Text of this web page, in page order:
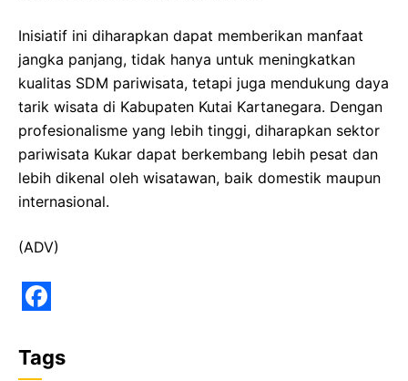
Inisiatif ini diharapkan dapat memberikan manfaat
jangka panjang, tidak hanya untuk meningkatkan
kualitas SDM pariwisata, tetapi juga mendukung daya
tarik wisata di Kabupaten Kutai Kartanegara. Dengan
profesionalisme yang lebih tinggi, diharapkan sektor
pariwisata Kukar dapat berkembang lebih pesat dan
lebih dikenal oleh wisatawan, baik domestik maupun
internasional.
(ADV)
a
Tags